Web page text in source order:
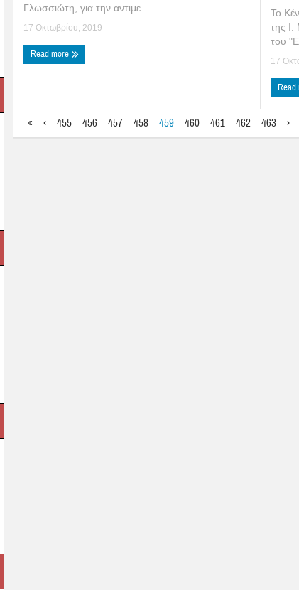
Γλωσσιώτη, για την αντιμε ...
17 Οκτωβρίου, 2019
Read more
Το
της
του
17
Read
« ‹ 455 456 457 458 459 460 461 462 463 ›